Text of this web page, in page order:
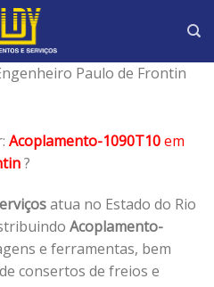
Paulo de Frontin
Acoplamento-1090T10em
?
atua no Estado do Rio
Acoplamento-
e ferramentas, bem
consertos de freios e